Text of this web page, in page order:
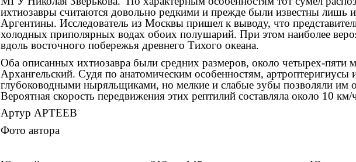
ихтиозавры считаются довольно редкими и прежде были известны лишь
Аргентины. Исследователь из Москвы пришел к выводу, что
холодных приполярных водах обоих полушарий. При этом наиболее
вдоль восточного побережья древнего Тихого океана.
Оба описанных ихтиозавра были средних размеров, около четырех-пяти
Архангельский. Судя по анатомическим особенностям,
глубоководными ныряльщиками, но мелкие и слабые зубы позволяли им
Вероятная скорость передвижения этих рептилий составляла около 10 км/
Артур АРТЕЕВ
Фото автора